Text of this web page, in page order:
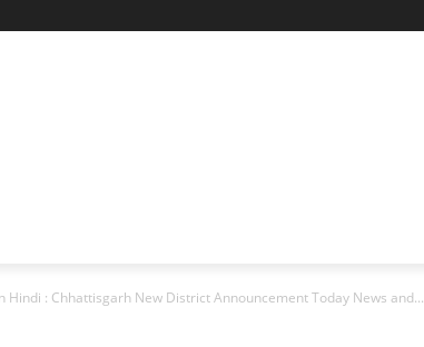
Hindi : Chhattisgarh New District Announcement Today News and...